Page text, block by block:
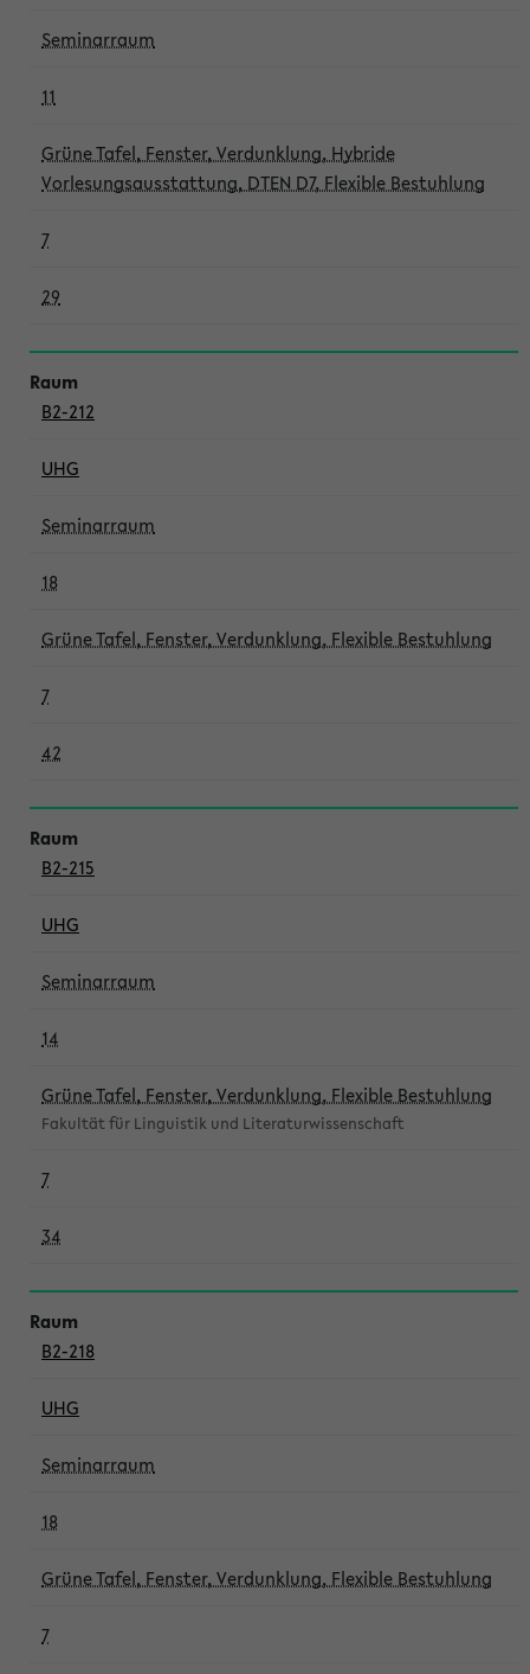
Seminarraum
11
Grüne Tafel, Fenster, Verdunklung, Hybride
Vorlesungsausstattung, DTEN D7, Flexible Bestuhlung
7
29
B2-212
UHG
Seminarraum
18
Grüne Tafel, Fenster, Verdunklung, Flexible Bestuhlung
7
42
B2-215
UHG
Seminarraum
14
Grüne Tafel, Fenster, Verdunklung, Flexible Bestuhlung
Fakultät für Linguistik und Literaturwissenschaft
7
34
B2-218
UHG
Seminarraum
18
Grüne Tafel, Fenster, Verdunklung, Flexible Bestuhlung
7